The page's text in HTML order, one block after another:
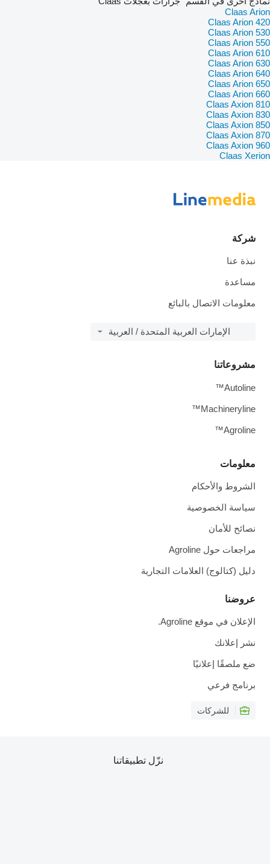
Claas Arion
Claas Arion 420
Claas Arion 530
Claas Arion 550
Claas Arion 610
Claas Arion 630
Claas Arion 640
Claas Arion 650
Claas Arion 660
Claas Axion 810
Claas Axion 830
Claas Axion 850
Claas Axion 870
Claas Axion 960
Claas Xerion
شركة
نبذة عنا
مساعدة
معلومات الاتصال بالبائع
الإمارات العربية المتحدة / العربية
معلومات
الشروط والأحكام
سياسة الخصوصية
نصائح للأمان
مراجعات حول Agroline
دليل (كتالوج) العلامات التجارية
عروضنا
الإعلان في موقع Agroline.
نشر إعلانك
ضع ملصقًا إعلانيًا
برنامج فرعي
للشركات
مشروعاتنا
Autoline™
Machineryline™
Agroline™
نزّل تطبيقاتنا